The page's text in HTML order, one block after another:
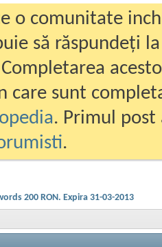
o comunitate
să răspundeți
care sunt
. Primul
.
200 RON. Expira 31-03-2013